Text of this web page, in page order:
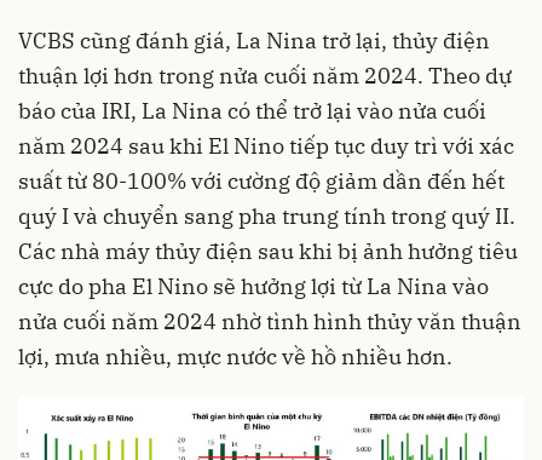
VCBS cũng đánh giá, La Nina trở lại, thủy điện
thuận lợi hơn trong nửa cuối năm 2024. Theo dự
báo của IRI, La Nina có thể trở lại vào nửa cuối
năm 2024 sau khi El Nino tiếp tục duy trì với xác
suất từ 80-100% với cường độ giảm dần đến hết
quý I và chuyển sang pha trung tính trong quý II.
Các nhà máy thủy điện sau khi bị ảnh hưởng tiêu
cực do pha El Nino sẽ hưởng lợi từ La Nina vào
nửa cuối năm 2024 nhờ tình hình thủy văn thuận
lợi, mưa nhiều, mực nước về hồ nhiều hơn.